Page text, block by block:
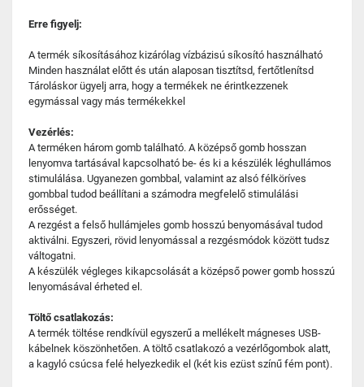
Erre figyelj:
A termék síkosításához kizárólag vízbázisú síkosító használható
Minden használat előtt és után alaposan tisztítsd, fertőtlenítsd
Tároláskor ügyelj arra, hogy a termékek ne érintkezzenek
egymással vagy más termékekkel
Vezérlés:
A terméken három gomb található. A középső gomb hosszan
lenyomva tartásával kapcsolható be- és ki a készülék léghullámos
stimulálása. Ugyanezen gombbal, valamint az alsó félköríves
gombbal tudod beállítani a számodra megfelelő stimulálási
erősséget.
A rezgést a felső hullámjeles gomb hosszú benyomásával tudod
aktiválni. Egyszeri, rövid lenyomással a rezgésmódok között tudsz
váltogatni.
A készülék végleges kikapcsolását a középső power gomb hosszú
lenyomásával érheted el.
Töltő csatlakozás:
A termék töltése rendkívül egyszerű a mellékelt mágneses USB-
kábelnek köszönhetően. A töltő csatlakozó a vezérlőgombok alatt,
a kagyló csúcsa felé helyezkedik el (két kis ezüst színű fém pont).